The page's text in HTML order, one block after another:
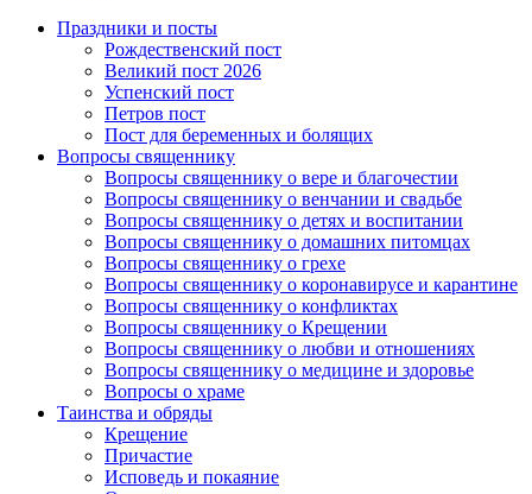
Праздники и посты
Рождественский пост
Великий пост 2026
Успенский пост
Петров пост
Пост для беременных и болящих
Вопросы священнику
Вопросы священнику о вере и благочестии
Вопросы священнику о венчании и свадьбе
Вопросы священнику о детях и воспитании
Вопросы священнику о домашних питомцах
Вопросы священнику о грехе
Вопросы священнику о коронавирусе и карантине
Вопросы священнику о конфликтах
Вопросы священнику о Крещении
Вопросы священнику о любви и отношениях
Вопросы священнику о медицине и здоровье
Вопросы о храме
Таинства и обряды
Крещение
Причастие
Исповедь и покаяние